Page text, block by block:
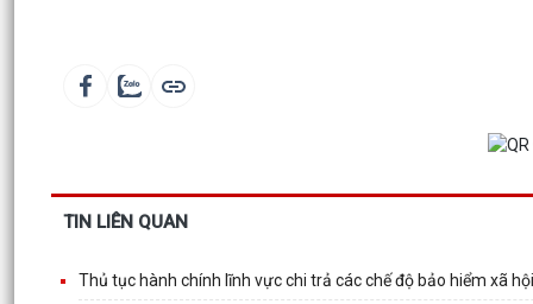
TIN LIÊN QUAN
Thủ tục hành chính lĩnh vực chi trả các chế độ bảo hiểm xã hội